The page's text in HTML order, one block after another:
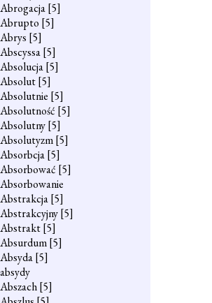
Abrogacja[5]
Abrupto [5]
Abrys [5]
Abscyssa[5]
Absolucja[5]
Absolut[5]
Absolutnie [5]
Absolutność [5]
Absolutny[5]
Absolutyzm[5]
Absorbcja[5]
Absorbować [5]
Absorbowanie
Abstrakcja[5]
Abstrakcyjny[5]
Abstrakt[5]
Absurdum[5]
Absyda[5]
absydy
Abszach[5]